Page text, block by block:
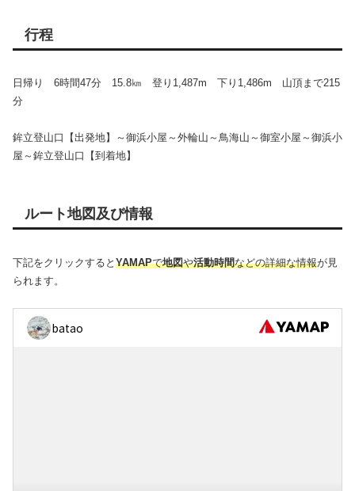
行程
日帰り 6時間47分 15.8㎞ 登り1,487m 下り1,486m 山頂まで215
分
鉾立登山口【出発地】～御浜小屋～外輪山～鳥海山～御室小屋～御浜小
屋～鉾立登山口【到着地】
ルート地図及び情報
下記をクリックすると YAMAPで地図や活動時間などの詳細な情報が見
られます。